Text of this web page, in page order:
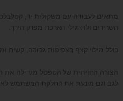
מתאים לעבודה עם משקולות יד,
השרירים ולתרגילי הארכת מפרק הירך.
כולל מילוי קצף בצפיפות גבוהה, קשיח
הצורה הזוויתית של הספסל מגדילה את
לגב וגם מונעת את החלקת המשתמש